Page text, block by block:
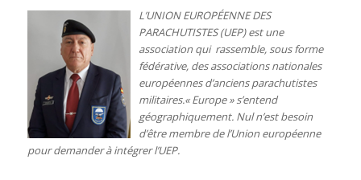
L’UNION EUROPÉENNE DES
PARACHUTISTES (UEP) est une
association qui rassemble, sous forme
fédérative, des associations nationales
européennes d’anciens parachutistes
militaires.« Europe » s’entend
géographiquement. Nul n’est besoin
d’être membre de l’Union européenne
pour demander à intégrer l’UEP.